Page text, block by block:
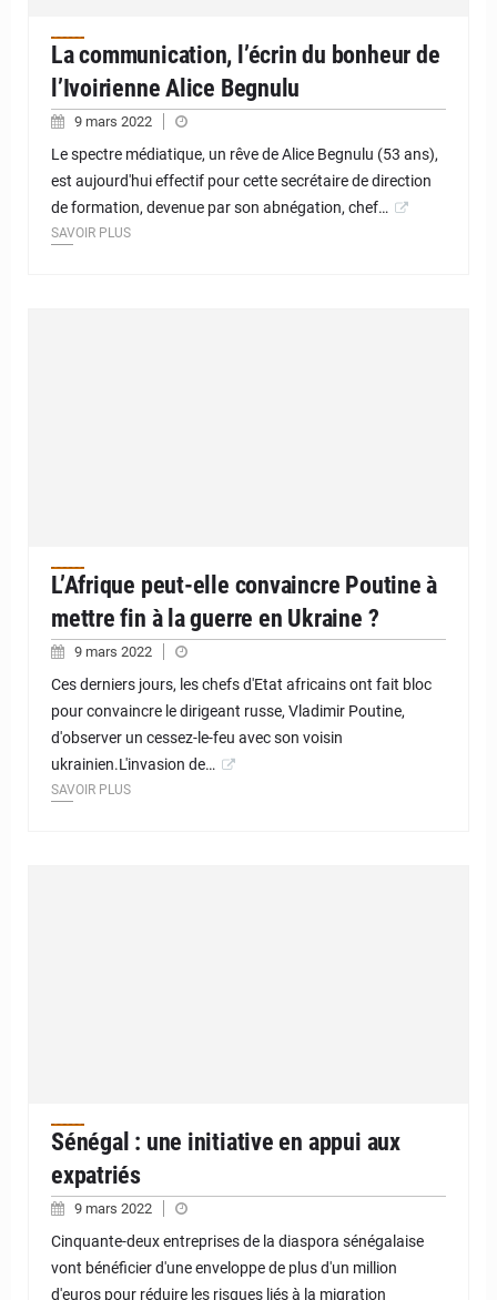
La communication, l’écrin du bonheur de
l’Ivoirienne Alice Begnulu
9 mars 2022
Le spectre médiatique, un rêve de Alice Begnulu (53 ans),
est aujourd'hui effectif pour cette secrétaire de direction
de formation, devenue par son abnégation, chef…
SAVOIR PLUS
L’Afrique peut-elle convaincre Poutine à
mettre fin à la guerre en Ukraine ?
9 mars 2022
Ces derniers jours, les chefs d'Etat africains ont fait bloc
pour convaincre le dirigeant russe, Vladimir Poutine,
d'observer un cessez-le-feu avec son voisin
ukrainien.L'invasion de…
SAVOIR PLUS
Sénégal : une initiative en appui aux
expatriés
9 mars 2022
Cinquante-deux entreprises de la diaspora sénégalaise
vont bénéficier d'une enveloppe de plus d'un million
d'euros pour réduire les risques liés à la migration